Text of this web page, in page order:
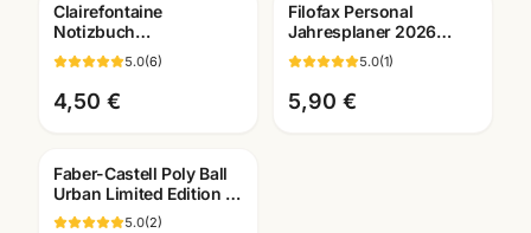
Clairefontaine
Notizbuch
braun/schwarz · A6/A5 ·
Premium Bürobedarf
Mannheim
5.0(6)
4,50 €
Filofax Personal
Jahresplaner 2026
deutsch ·
Kalendereinlage 26-
68445 · Mannheim
5.0(1)
5,90 €
Faber-Castell Poly Ball
Urban Limited Edition ·
Kugelschreiber XB blau
5.0(2)